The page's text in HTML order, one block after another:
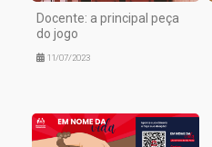
Docente: a principal peça
do jogo
11/07/2023